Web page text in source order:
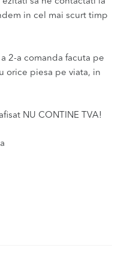
in cel mai scurt timp
2-a comanda facuta pe
orice piesa pe viata, in
NU CONTINE TVA!